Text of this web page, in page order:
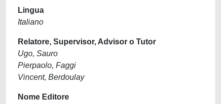
Lingua
Italiano
Relatore, Supervisor, Advisor o Tutor
Ugo, Sauro
Pierpaolo, Faggi
Vincent, Berdoulay
Nome Editore